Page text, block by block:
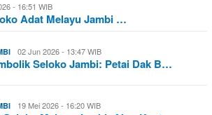
- 16:51 WIB
Adat Melayu Jambi …
02 Jun 2026 - 13:47 WIB
Seloko Jambi: Petai Dak B…
19 Mei 2026 - 16:20 WIB